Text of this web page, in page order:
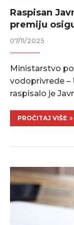
Raspisan
premiju
07/11/2025
Ministarstvo
vodoprivrede –
raspisalo je
PROČITAJ VIŠE